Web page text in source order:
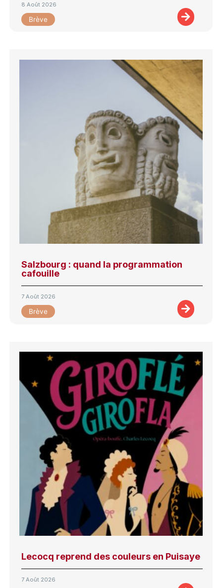
8 Août 2026
Brève
Salzbourg : quand la programmation
cafouille
7 Août 2026
Brève
Lecocq reprend des couleurs en Puisaye
7 Août 2026